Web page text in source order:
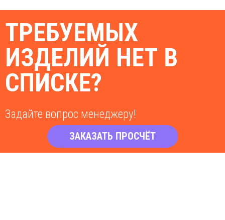
ТРЕБУЕМЫХ
ИЗДЕЛИЙ НЕТ В
СПИСКЕ?
Задайте вопрос менеджеру!
ЗАКАЗАТЬ ПРОСЧЁТ